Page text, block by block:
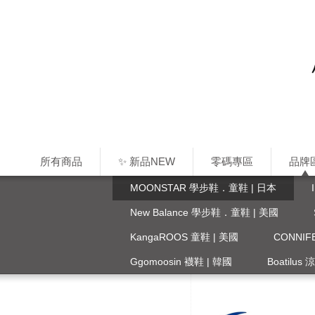
所有商品 ✨ 新品NEW 零碼專區 品牌
MOONSTAR 學步鞋．童鞋 | 日本
New Balance 學步鞋．童鞋 | 美國
KangaROOS 童鞋 | 美國
Ggomoosin 襪鞋 | 韓國 Boatilus